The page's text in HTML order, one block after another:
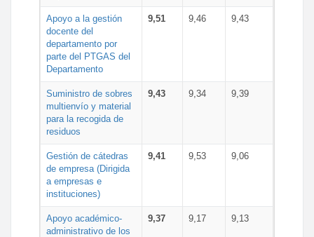
Apoyo a la gestión
docente del
departamento por
parte del PTGAS del
Departamento
9,51 9,46 9,43
Suministro de sobres
multienvío y material
para la recogida de
residuos
9,43 9,34 9,39
Gestión de cátedras
de empresa (Dirigida
a empresas e
instituciones)
9,41 9,53 9,06
Apoyo académico-
administrativo de los
9,37 9,17 9,13